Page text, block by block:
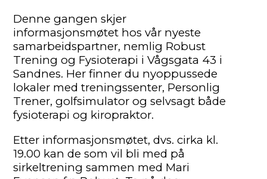
Denne gangen skjer
informasjonsmøtet hos vår nyeste
samarbeidspartner, nemlig Robust
Trening og Fysioterapi i Vågsgata 43 i
Sandnes. Her finner du nyoppussede
lokaler med treningssenter, Personlig
Trener, golfsimulator og selvsagt både
fysioterapi og kiropraktor.
Etter informasjonsmøtet, dvs. cirka kl.
19.00 kan de som vil bli med på
sirkeltrening sammen med Mari